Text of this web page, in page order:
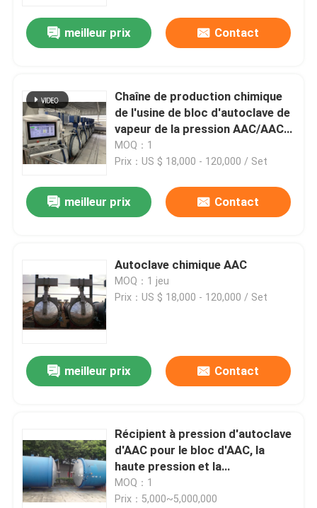
meilleur prix Contact
Chaîne de production chimique
de l'usine de bloc d'autoclave de
vapeur de la pression AAC/AAC
autoclave de 2×31m AAC
MOQ：1
Prix：US $ 18,000 - 120,000 / Set
meilleur prix Contact
Autoclave chimique AAC
MOQ：1 jeu
Prix：US $ 18,000 - 120,000 / Set
meilleur prix Contact
Récipient à pression d'autoclave
d'AAC pour le bloc d'AAC, la
haute pression et la
température, taille 2.68MX38M
MOQ：1
Prix：5,000~5,000,000